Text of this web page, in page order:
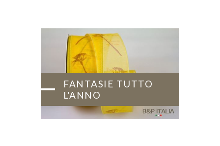
FANTASIE TUTTO
L'ANNO